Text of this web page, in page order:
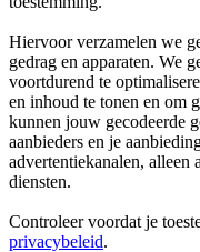
Hiervoor verzamelen we
gedrag en apparaten. We
voortdurend te
en inhoud te tonen en om
kunnen jouw gecodeerde
aanbieders en je
advertentiekanalen, alleen
diensten.
Controleer voordat je
privacybeleid.